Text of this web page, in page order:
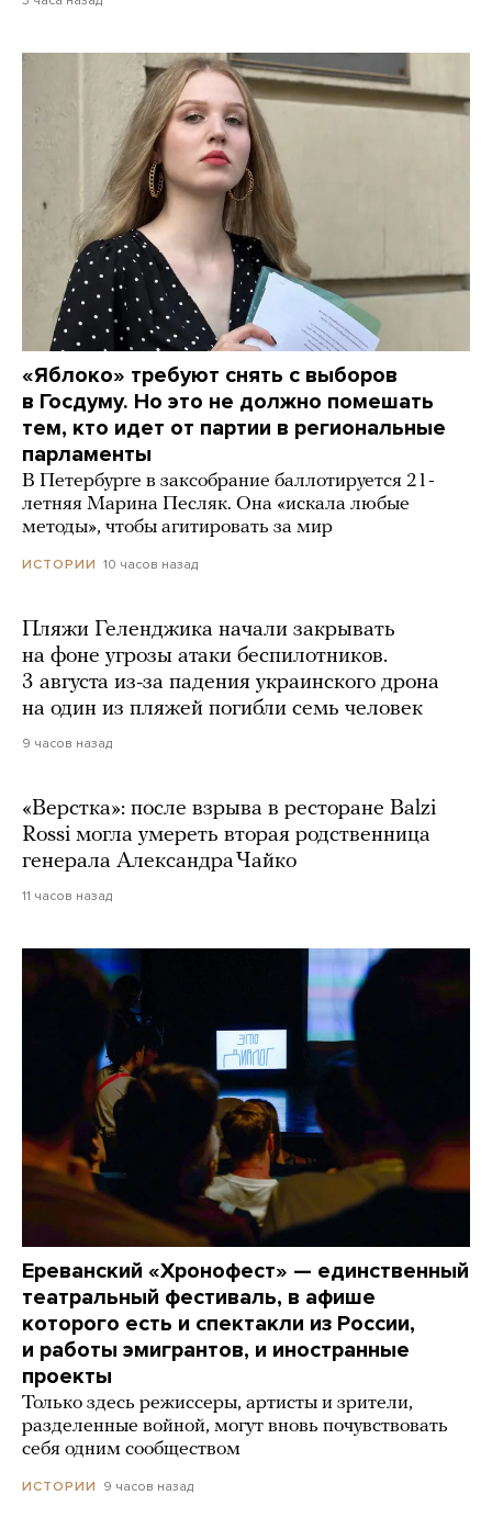
«Яблоко» требуют снять с выборов
в Госдуму. Но это не должно помешать
тем, кто идет от партии в региональные
парламенты
В Петербурге в заксобрание баллотируется 21-
летняя Марина Песляк. Она «искала любые
методы», чтобы агитировать за мир
ИСТОРИИ 10 часов назад
Пляжи Геленджика начали закрывать
на фоне угрозы атаки беспилотников.
3 августа из-за падения украинского дрона
на один из пляжей погибли семь человек
9 часов назад
«Верстка»: после взрыва в ресторане Balzi
Rossi могла умереть вторая родственница
генерала Александра Чайко
11 часов назад
Ереванский «Хронофест» — единственный
театральный фестиваль, в афише
которого есть и спектакли из России,
и работы эмигрантов, и иностранные
проекты
Только здесь режиссеры, артисты и зрители,
разделенные войной, могут вновь почувствовать
себя одним сообществом
ИСТОРИИ 9 часов назад